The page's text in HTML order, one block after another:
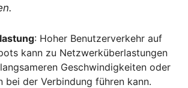
: Hoher Benutzerverkehr auf
kann zu Netzwerküberlastungen
Geschwindigkeiten oder
bei der Verbindung führen kann.